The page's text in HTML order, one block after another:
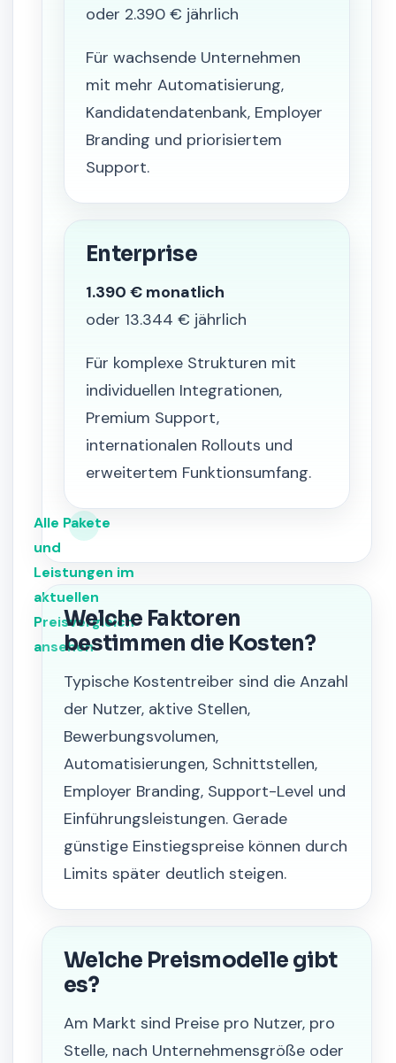
oder 2.390 € jährlich
Für wachsende Unternehmen
mit mehr Automatisierung,
Kandidatendatenbank, Employer
Branding und priorisiertem
Support.
Enterprise
1.390 € monatlich
oder 13.344 € jährlich
Für komplexe Strukturen mit
individuellen Integrationen,
Premium Support,
internationalen Rollouts und
erweitertem Funktionsumfang.
Alle Pakete
und
Leistungen im
aktuellen
Preisvergleich
ansehen
Welche Faktoren
bestimmen die Kosten?
Typische Kostentreiber sind die Anzahl
der Nutzer, aktive Stellen,
Bewerbungsvolumen,
Automatisierungen, Schnittstellen,
Employer Branding, Support-Level und
Einführungsleistungen. Gerade
günstige Einstiegspreise können durch
Limits später deutlich steigen.
Welche Preismodelle gibt
es?
Am Markt sind Preise pro Nutzer, pro
Stelle, nach Unternehmensgröße oder